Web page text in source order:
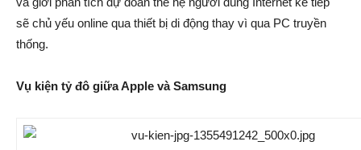
sẽ chủ yếu online qua thiết bị di động thay vì qua PC truyền
thống.
Vụ kiện tỷ đô giữa Apple và Samsung